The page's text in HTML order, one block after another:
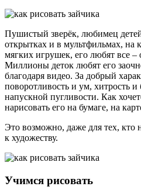
Пушистый зверёк, любимец
открытках и в мультфильмах, на
мягких игрушек, его любят все
Миллионы деток любят его
благодаря видео. За добрый
поворотливость и ум, хитрость
напускной пугливости. Как
нарисовать его на бумаге, на
Это возможно, даже для тех, кто
к художеству.
Учимся рисовать